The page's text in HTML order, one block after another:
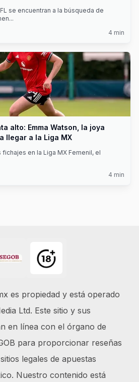
se encuentran a la búsqueda de
...
4 min
alto: Emma Watson, la joya
llegar a la Liga MX
en la Liga MX Femenil, el
4 min
es propiedad y está operado
Ltd. Este sitio y sus
en línea con el órgano de
para proporcionar reseñas
legales de apuestas
Nuestro contenido está